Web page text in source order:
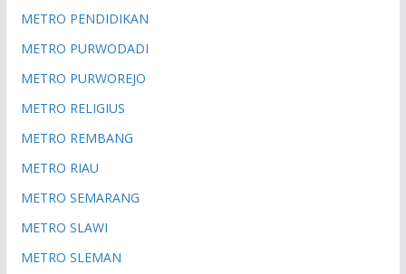
METRO PENDIDIKAN
METRO PURWODADI
METRO PURWOREJO
METRO RELIGIUS
METRO REMBANG
METRO RIAU
METRO SEMARANG
METRO SLAWI
METRO SLEMAN